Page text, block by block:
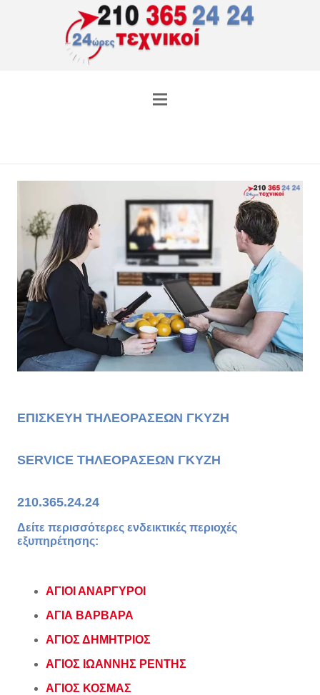
ΕΠΙΣΚΕΥΗ ΤΗΛΕΟΡΑΣΕΩΝ ΓΚΥΖΗ
SERVICE ΤΗΛΕΟΡΑΣΕΩΝ ΓΚΥΖΗ
210.365.24.24
Δείτε περισσότερες ενδεικτικές περιοχές
εξυπηρέτησης:
ΑΓΙΟΙ ΑΝΑΡΓΥΡΟΙ
ΑΓΙΑ ΒΑΡΒΑΡΑ
ΑΓΙΟΣ ΔΗΜΗΤΡΙΟΣ
ΑΓΙΟΣ ΙΩΑΝΝΗΣ ΡΕΝΤΗΣ
ΑΓΙΟΣ ΚΟΣΜΑΣ